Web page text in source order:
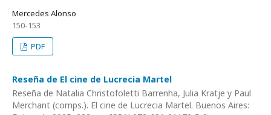
Mercedes Alonso
150-153
PDF
Reseña de El cine de Lucrecia Martel
Reseña de Natalia Christofoletti Barrenha, Julia Kratje y Paul
Merchant (comps.). El cine de Lucrecia Martel. Buenos Aires: